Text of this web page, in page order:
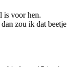
is voor hen.
zou ik dat beetje